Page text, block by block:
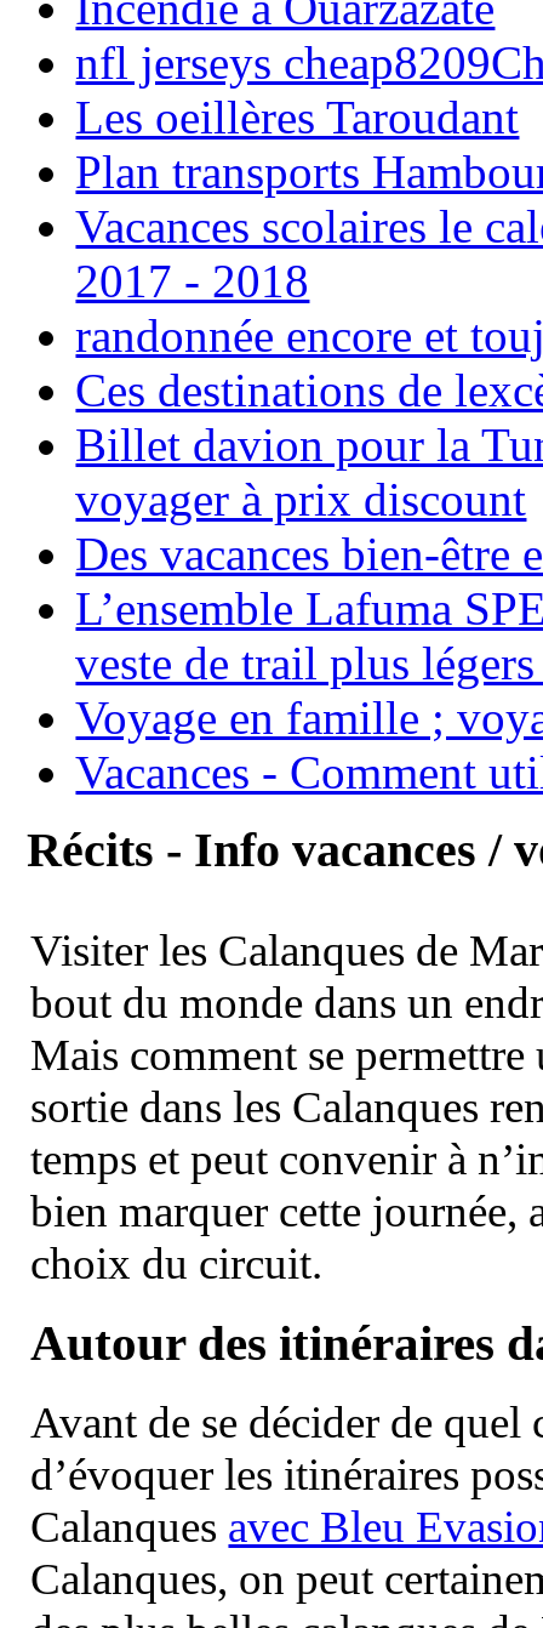
nfl jerseys
Les oeillères Taroudant
Plan transports
Vacances scolaires le
2017 - 2018
randonnée encore et
Ces destinations de
Billet davion pour la
voyager à prix discount
Des vacances bien-être
L’ensemble Lafuma
veste de trail plus
Voyage en famille ;
Vacances - Comment
Récits - Info vacances /
Visiter les Calanques de
bout du monde dans un
Mais comment se permettre
sortie dans les Calanques
temps et peut convenir à
bien marquer cette journée,
choix du circuit.
Autour des itinéraires
Avant de se décider de
d’évoquer les itinéraires
Calanques avec Bleu
Calanques, on peut